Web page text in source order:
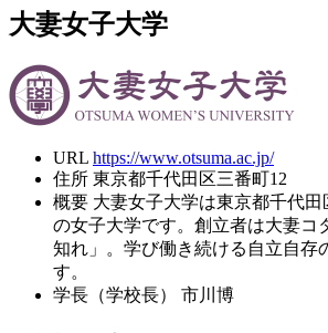
大妻女子大学
URL https://www.otsuma.ac.jp/
住所 東京都千代田区三番町12
概要 大妻女子大学は東京都千代
の女子大学です。創立者は大妻コ
知れ」。学び働き続ける自立自存
す。
学長（学校長）
市川博